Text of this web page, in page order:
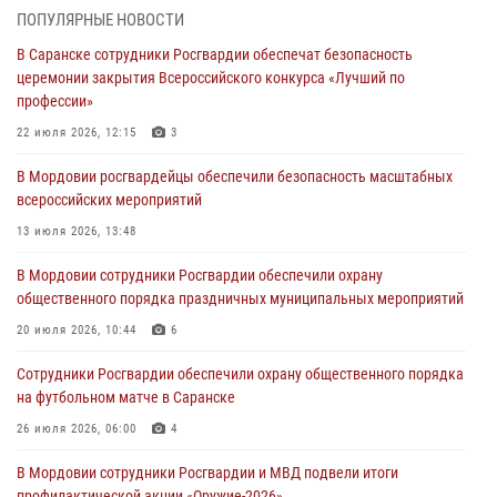
06 августа 2026, 08:14 9
В Саранске сотрудники Росгвардии задержали дебошира,
повредившего имущество в кафе
06 августа 2026, 07:03
незамедлительно
05 августа 2026, 15:04
подозреваемого в причинении телесных повреждений супруге
05 августа 2026, 12:34
проведения масштабного праздника в Темникове
05 августа 2026, 09:04 4
ПОПУЛЯРНЫЕ НОВОСТИ
В Саранске сотрудники Росгвардии обеспечат безопасность
церемонии закрытия Всероссийского конкурса «Лучший по
профессии»
22 июля 2026, 12:15 3
В Мордовии росгвардейцы обеспечили безопасность масштабных
всероссийских мероприятий
13 июля 2026, 13:48
В Мордовии сотрудники Росгвардии обеспечили охрану
общественного порядка праздничных муниципальных мероприятий
20 июля 2026, 10:44 6
Сотрудники Росгвардии обеспечили охрану общественного порядка
на футбольном матче в Саранске
26 июля 2026, 06:00 4
В Мордовии сотрудники Росгвардии и МВД подвели итоги